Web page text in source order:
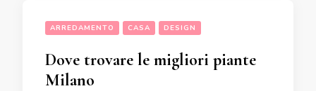
ARREDAMENTO CASA DESIGN
Dove trovare le migliori piante
Milano